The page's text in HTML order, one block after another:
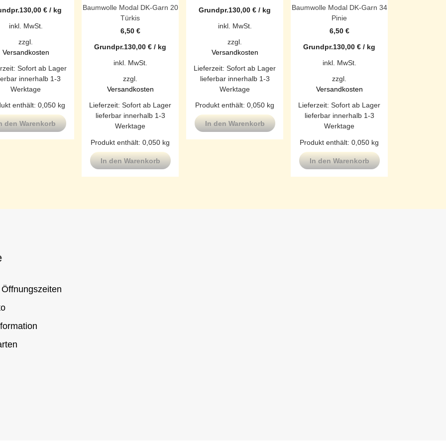
130,00 € / kg
inkl. MwSt.
zzgl.
Versandkosten
Sofort ab Lager
innerhalb 1-3
Werktage
enthält: 0,050 kg
den Warenkorb
Baumwolle Modal DK-Garn 20
Türkis
6,50 €
Grundpr.130,00 € / kg
inkl. MwSt.
zzgl.
Versandkosten
Lieferzeit: Sofort ab Lager
lieferbar innerhalb 1-3
Werktage
Produkt enthält: 0,050 kg
In den Warenkorb
Grundpr.130,00 € / kg
inkl. MwSt.
zzgl.
Versandkosten
Lieferzeit: Sofort ab Lager
lieferbar innerhalb 1-3
Werktage
Produkt enthält: 0,050 kg
In den Warenkorb
Baumwolle Modal DK-Garn 34
Pinie
6,50 €
Grundpr.130,00 € / kg
inkl. MwSt.
zzgl.
Versandkosten
Lieferzeit: Sofort ab Lager
lieferbar innerhalb 1-3
Werktage
Produkt enthält: 0,050 kg
In den Warenkorb